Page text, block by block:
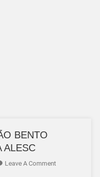
BENTO
ALESC
Leave A CommentOn